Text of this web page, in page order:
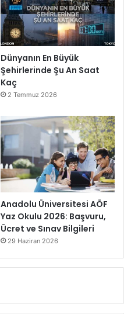
Dünyanın En Büyük
Şehirlerinde Şu An Saat
Kaç
2 Temmuz 2026
Anadolu Üniversitesi AÖF
Yaz Okulu 2026: Başvuru,
Ücret ve Sınav Bilgileri
29 Haziran 2026